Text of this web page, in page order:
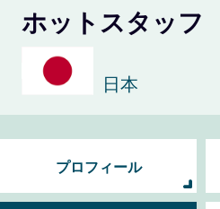
ホットスタッフ
日本
プロフィール